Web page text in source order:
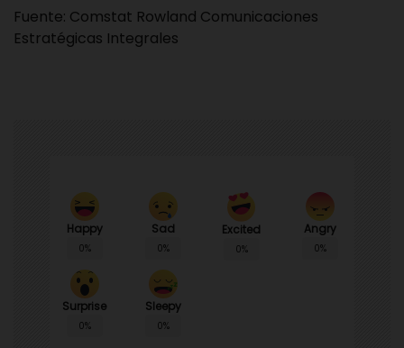
Fuente: Comstat Rowland Comunicaciones
Estratégicas Integrales
Happy
0%
Sad
0%
Excited
0%
Angry
0%
Surprise
0%
Sleepy
0%